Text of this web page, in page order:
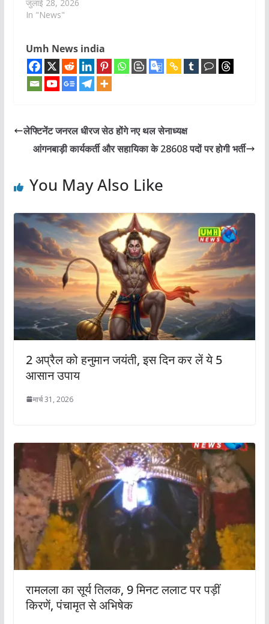
जुलाई 28, 2026
In "News"
Umh News india
लेफ्टिनेंट जनरल धीरज सेठ होंगे नए थल सेनाध्यक्ष
आंगनबाड़ी कार्यकर्ती और सहायिका के 28608 पदों पर होगी भर्ती
You May Also Like
2 अप्रैल को हनुमान जयंती, इस दिन कर लें ये 5
आसान उपाय
मार्च 31, 2026
रामलला का सूर्य तिलक, 9 मिनट ललाट पर पड़ीं
किरणें, पंचामृत से अभिषेक